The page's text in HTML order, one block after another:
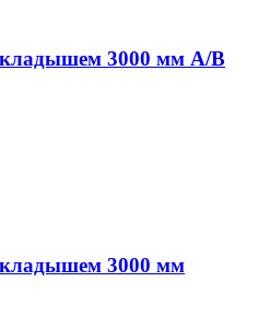
3000 мм А/В
3000 мм